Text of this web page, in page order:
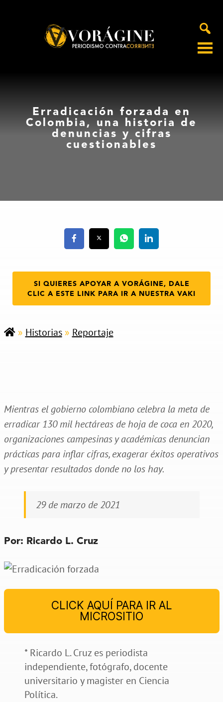
Erradicación forzada en
Colombia, una historia de
denuncias y cifras
cuestionables
SI QUIERES APOYAR A VORÁGINE, DALE
CLIC A ESTE LINK PARA IR A NUESTRA VAKI
» Historias» Reportaje
Mientras el gobierno colombiano celebra la meta de
erradicar 130 mil hectáreas de hoja de coca en 2020,
organizaciones campesinas y académicas denuncian
prácticas para inflar cifras, exagerar éxitos operativos
y presentar resultados donde no los hay.
29 de marzo de 2021
Por: Ricardo L. Cruz
CLICK AQUÍ PARA IR AL
MICROSITIO
* Ricardo L. Cruz es periodista
independiente, fotógrafo, docente
universitario y magister en Ciencia
Política.